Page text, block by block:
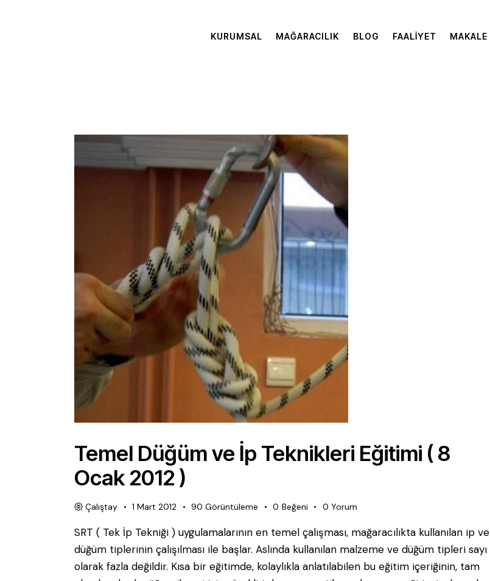
KURUMSAL MAĞARACILIK BLOG FAALIYET MAKALE
Temel Düğüm ve İp Teknikleri Eğitimi ( 8
Ocak 2012 )
Çalıştay 1 Mart 2012 90 Görüntüleme 0 Beğeni 0 Yorum
SRT ( Tek İp Tekniği ) uygulamalarının en temel çalışması, mağaracılıkta kullanılan ip ve
düğüm tiplerinin çalışılması ile başlar. Aslında kullanılan malzeme ve düğüm tipleri sayı
olarak fazla değildir. Kısa bir eğitimde, kolaylıkla anlatılabilen bu eğitim içeriğinin, tam